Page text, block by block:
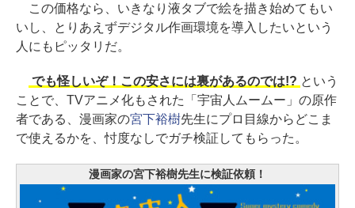
この価格なら、いきなり液タブで絵を描き始めてもい
いし、とりあえずデジタル作画環境を導入したいという
人にもピッタリだ。
でも怪しいぞ！この安さには裏があるのでは!? という
ことで、TVアニメ化もされた「宇宙人ムームー」の原作
者である、漫画家の宮下裕樹先生にプロ目線からどこま
で使えるかを、忖度なしでガチ検証してもらった。
漫画家の宮下裕樹先生に検証依頼！